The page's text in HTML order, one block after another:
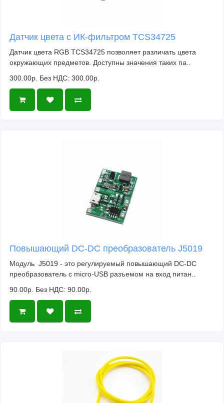
Датчик цвета с ИК-фильтром TCS34725
Датчик цвета RGB TCS34725 позволяет различать цвета
окружающих предметов. Доступны значения таких па..
300.00р. Без НДС: 300.00р.
Повышающий DC-DC преобразователь J5019
Модуль J5019 - это регулируемый повышающий DC-DC
преобразователь c micro-USB разъемом на вход питан..
90.00р. Без НДС: 90.00р.